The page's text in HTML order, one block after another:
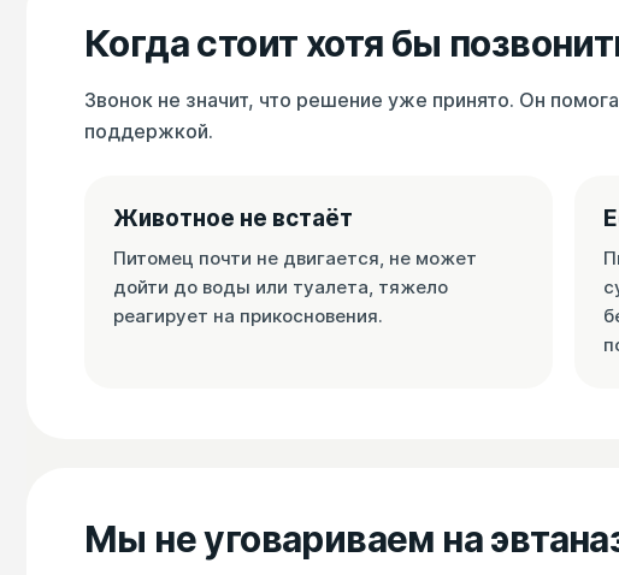
Когда стоит хотя бы
Звонок не значит, что решение уже принято. Он
поддержкой.
Животное не встаёт
Питомец почти не двигается, не может
дойти до воды или туалета, тяжело
реагирует на прикосновения.
Мы не уговариваем на